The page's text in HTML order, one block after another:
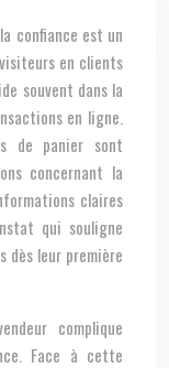
en clients
souvent dans la
en ligne.
de panier sont
concernant la
claires
qui souligne
dès leur première
complique
Face à cette